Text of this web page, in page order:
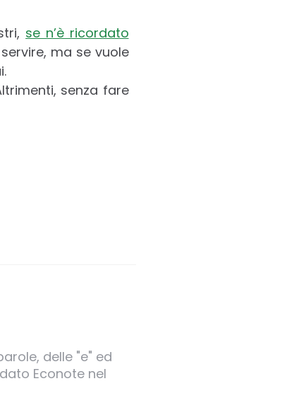
se n’è ricordato
ma se vuole
senza fare
delle "e" ed
Econote nel